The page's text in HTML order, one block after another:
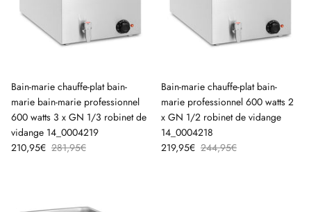
Bain-marie chauffe-plat bain-
marie bain-marie professionnel
600 watts 3 x GN 1/3 robinet de
vidange 14_0004219
210,95€ 281,95€
Bain-marie chauffe-plat bain-
marie professionnel 600 watts 2
x GN 1/2 robinet de vidange
14_0004218
219,95€ 244,95€